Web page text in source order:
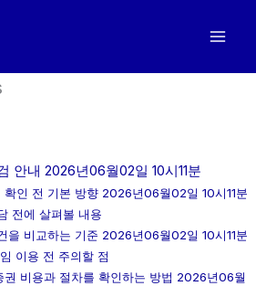
안내 2026년06월02일 10시11분
확인 전 기본 방향 2026년06월02일 10시11분
전에 살펴볼 내용
을 비교하는 기준 2026년06월02일 10시11분
이용 전 주의할 점
권 비용과 절차를 확인하는 방법 2026년06월